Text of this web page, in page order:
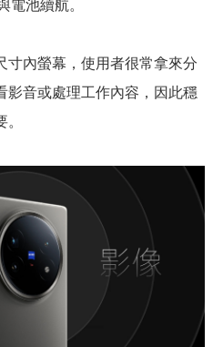
池續航。
寸內螢幕，使用者很常拿來分
影音或處理工作內容，因此穩